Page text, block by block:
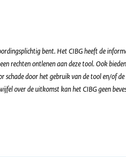
bent. Het CIBG heeft de
rechten ontlenen aan deze tool. Ook
schade door het gebruik van de tool en/of
over de uitkomst kan het CIBG geen